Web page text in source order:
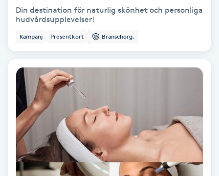
Melasma
MicroPen
Microshading
Mixfransar
Nagelförlängning
Din destination för naturlig skönhet och personliga
hudvårdsupplevelser!
Kampanj Presentkort Branschorg.